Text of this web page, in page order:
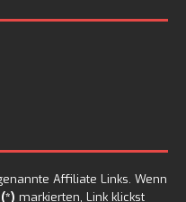
Affiliate Links. Wenn
(*) markierten, Link klickst